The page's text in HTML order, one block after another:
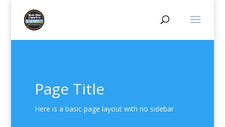
Page Title
Here is a basic page layout with no sidebar